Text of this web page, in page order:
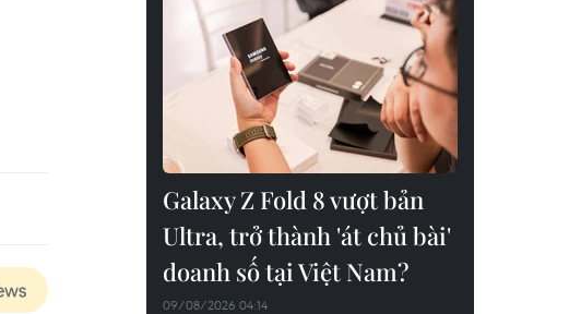
Galaxy Z Fold 8 vượt bản
Ultra, trở thành 'át chủ bài'
doanh số tại Việt Nam?
09/08/2026 04:14